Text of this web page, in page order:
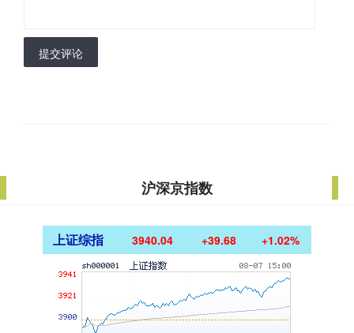
提交评论
沪深京指数
上证综指 3940.04 +39.68 +1.02%